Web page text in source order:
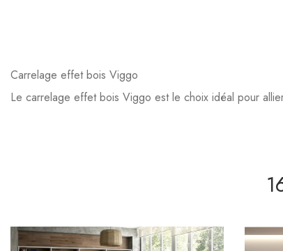
Carrelage effet bois Viggo
Le carrelage effet bois Viggo est le choix idéal pour